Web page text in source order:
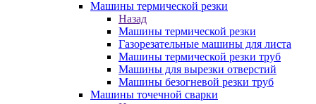
Машины термической резки
Назад
Машины термической резки
Газорезательные машины для листа
Машины термической резки труб
Машины для вырезки отверстий
Машины безогневой резки труб
Машины точечной сварки